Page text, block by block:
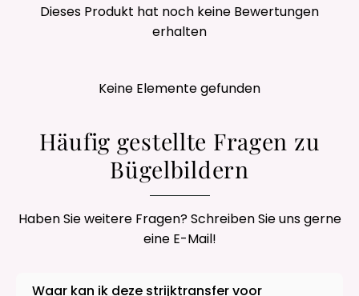
Dieses Produkt hat noch keine Bewertungen
erhalten
Keine Elemente gefunden
Häufig gestellte Fragen zu
Bügelbildern
Haben Sie weitere Fragen? Schreiben Sie uns gerne
eine E-Mail!
Waar kan ik deze strijktransfer voor